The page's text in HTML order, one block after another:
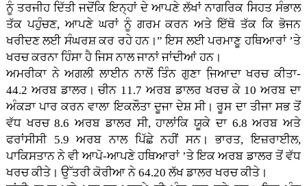
ਨੂੰ ਤਰਜੀਹ ਦਿੱਤੀ ਜਦੋਂਕਿ ਇਨ੍ਹਾਂ ਦੇ ਆਪਣੇ ਲੱਖਾਂ ਨਾਗਰਿਕ ਸਿਹਤ ਸੰਭਾਲ
ਤੱਕ ਪਹੁੰਚਣ, ਆਪਣੇ ਘਰਾਂ ਨੂੰ ਗਰਮ ਕਰਨ ਅਤੇ ਇੱਥੋ ਤੱਕ ਕਿ ਭੋਜਨ
ਖਰੀਦਣ ਲਈ ਸੰਘਰਸ਼ ਕਰ ਰਹੇ ਹਨ।” ਇਸ ਲਈ ਪਰਮਾਣੂ ਹਥਿਆਰਾਂ ’ਤੇ
ਖਰਚ ਕਰਨਾ ਹਿੰਸਾ ਹੈ ਜਿਸ ਨਾਲ ਜਾਨਾਂ ਜਾਂਦੀਆਂ ਹਨ।
ਅਮਰੀਕਾ ਨੇ ਅਗਲੀ ਲਾਈਨ ਨਾਲੋਂ ਤਿੰਨ ਗੁਣਾ ਜਿ਼ਆਦਾ ਖਰਚ ਕੀਤਾ-
44.2 ਅਰਬ ਡਾਲਰ। ਚੀਨ 11.7 ਅਰਬ ਡਾਲਰ ਖਰਚ ਕੇ 10 ਅਰਬ ਦਾ
ਅੰਕੜਾ ਪਾਰ ਕਰਨ ਵਾਲਾ ਇਕਲੌਤਾ ਦੂਜਾ ਦੇਸ਼ ਸੀ। ਰੂਸ ਦਾ ਤੀਜਾ ਸਭ ਤੋਂ
ਵੱਧ ਖਰਚ 8.6 ਅਰਬ ਡਾਲਰ ਸੀ, ਹਾਲਾਂਕਿ ਯੂਕੇ ਦਾ 6.8 ਅਰਬ ਅਤੇ
ਫਰਾਂਸੀਸੀ 5.9 ਅਰਬ ਨਾਲ ਪਿੱਛੇ ਨਹੀਂ ਸਨ। ਭਾਰਤ, ਇਜ਼ਰਾਈਲ,
ਪਾਕਿਸਤਾਨ ਨੇ ਵੀ ਆਪੋ-ਆਪਣੇ ਹਥਿਆਰਾਂ ’ਤੇ ਇਕ ਅਰਬ ਡਾਲਰ ਤੋਂ ਵੱਧ
ਖਰਚ ਕੀਤੇ। ਉੱਤਰੀ ਕੋਰੀਆ ਨੇ 64.20 ਲੱਖ ਡਾਲਰ ਖਰਚ ਕੀਤੇ।